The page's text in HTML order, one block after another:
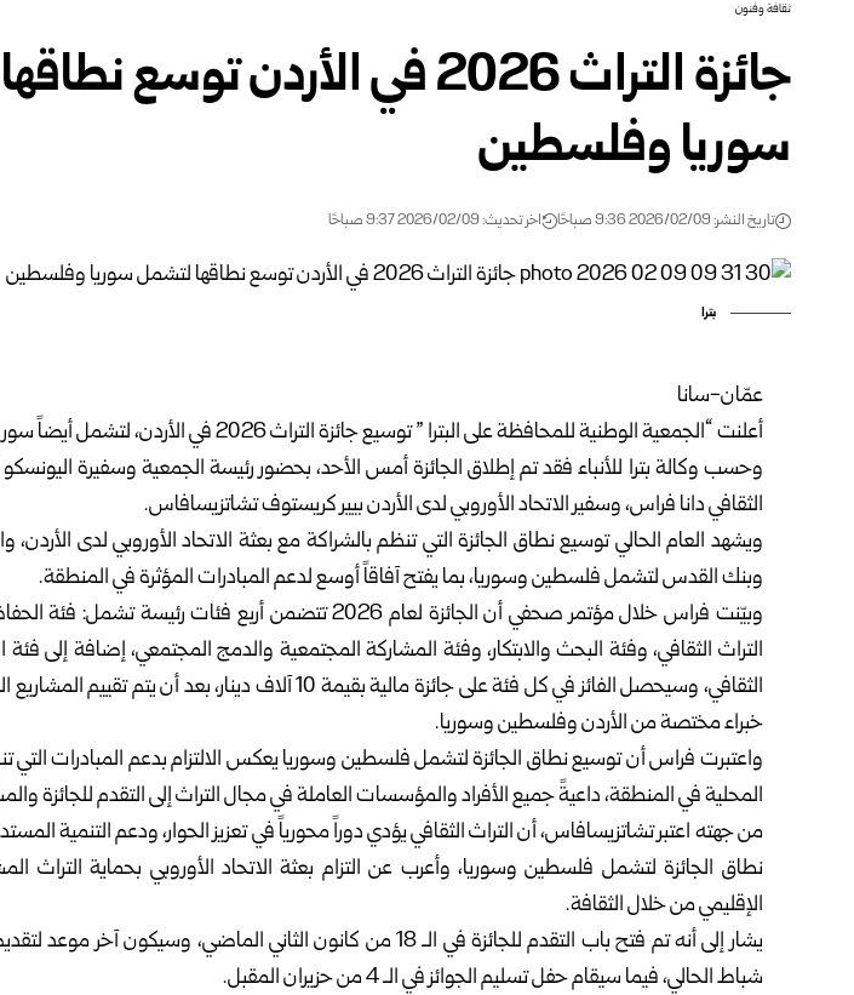
ثقافة وفنون
جائزة التراث 2026 في الأردن توسع
سوريا وفلسطين
تاريخ النشر: 2026/02/09 9:36 صباحًا اخر تحديث: 2026/02/09 9:37 صباحًا
بترا
عمّان-سانا
أعلنت “الجمعية الوطنية للمحافظة على البترا ” توسيع جائزة التراث 2026 في الأردن، لتشمل أيضاً
وحسب وكالة بترا للأنباء فقد تم إطلاق الجائزة أمس الأحد، بحضور رئيسة الجمعية وسفيرة اليونسكو
الثقافي دانا فراس، وسفير الاتحاد الأوروبي لدى الأردن بيير كريستوف تشاتزيسافاس.
ويشهد العام الحالي توسيع نطاق الجائزة التي تنظم بالشراكة مع بعثة الاتحاد الأوروبي لدى الأردن،
وبنك القدس لتشمل فلسطين وسوريا، بما يفتح آفاقاً أوسع لدعم المبادرات المؤثرة في المنطقة.
وبيّنت فراس خلال مؤتمر صحفي أن الجائزة لعام 2026 تتضمن أربع فئات
التراث الثقافي، وفئة البحث والابتكار، وفئة المشاركة المجتمعية والدمج المجتمعي، إضافة إلى فئة
الثقافي، وسيحصل الفائز في كل فئة على جائزة مالية بقيمة 10 آلاف دينار،
خبراء مختصة من الأردن وفلسطين وسوريا.
واعتبرت فراس أن توسيع نطاق الجائزة لتشمل فلسطين وسوريا يعكس الالتزام بدعم المبادرات
المحلية في المنطقة، داعيةً جميع الأفراد والمؤسسات العاملة في مجال التراث إلى التقدم للجائزة
من جهته اعتبر تشاتزيسافاس، أن التراث الثقافي يؤدي دوراً محورياً في تعزيز الحوار، ودعم التنمية
نطاق الجائزة لتشمل فلسطين وسوريا، وأعرب عن التزام بعثة الاتحاد الأوروبي بحماية التراث
الإقليمي من خلال الثقافة.
شباط الحالي، فيما سيقام حفل تسليم الجوائز في الـ 4 من حزيران المقبل.